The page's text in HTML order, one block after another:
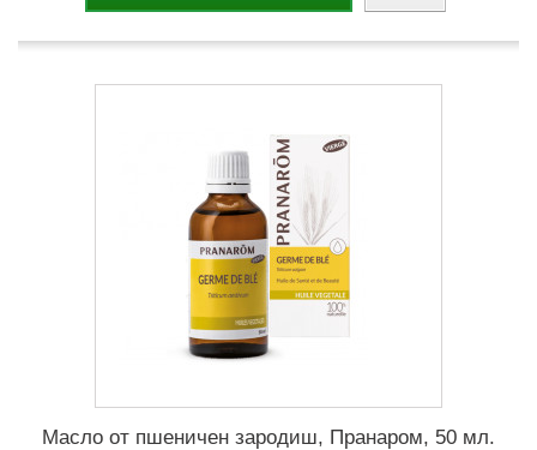
Масло от пшеничен зародиш, Пранаром, 50 мл.